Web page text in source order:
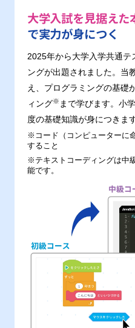
大学入試を見据え
で実力が身につく
2025年から大学入学共通テ
ングが出題されました。当
え、プログラミングの基礎
ィング※ まで学びます。小
度の基礎知識が身につきます
※コード（コンピューターに
すること
※テキストコーディングは中
能です。